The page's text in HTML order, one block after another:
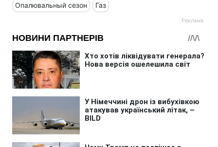
Опалювальный сезон Газ